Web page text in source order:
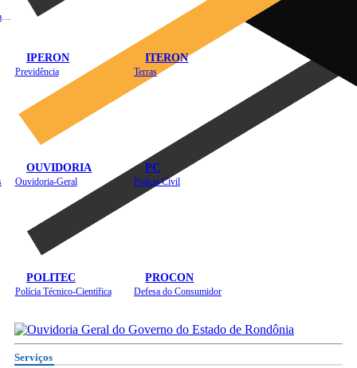
IPERON
Previdência
ITERON
Terras
OUVIDORIA
Ouvidoria-Geral
PC
Polícia Civil
POLITEC
Polícia Técnico-Científica
PROCON
Defesa do Consumidor
Serviços